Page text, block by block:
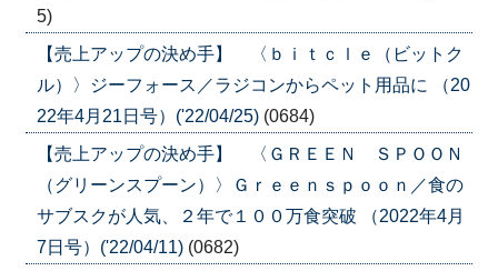
5)
【売上アップの決め手】 〈ｂｉｔｃｌｅ（ビットク
ル）〉ジーフォース／ラジコンからペット用品に （20
22年4月21日号）('22/04/25) (0684)
【売上アップの決め手】 〈ＧＲＥＥＮ ＳＰＯＯＮ
（グリーンスプーン）〉Ｇｒｅｅｎｓｐｏｏｎ／食の
サブスクが人気、２年で１００万食突破 （2022年4月
7日号）('22/04/11) (0682)